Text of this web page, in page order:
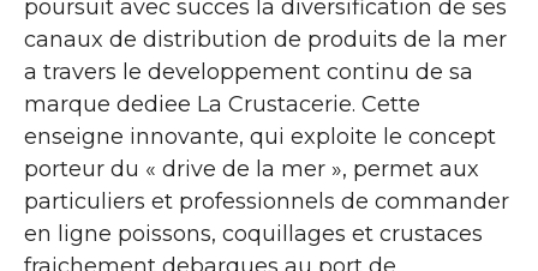
poursuit avec succes la diversification de ses
canaux de distribution de produits de la mer
a travers le developpement continu de sa
marque dediee La Crustacerie. Cette
enseigne innovante, qui exploite le concept
porteur du « drive de la mer », permet aux
particuliers et professionnels de commander
en ligne poissons, coquillages et crustaces